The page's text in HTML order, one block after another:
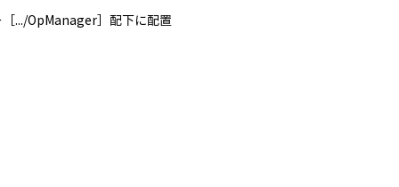
.../OpManager］配下に配置